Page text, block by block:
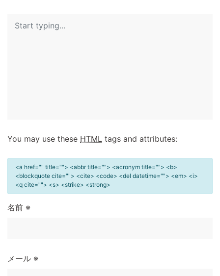
You may use these HTML tags and attributes:
<a href="" title=""> <abbr title=""> <acronym title=""> <b>
<blockquote cite=""> <cite> <code> <del datetime=""> <em> <i>
<q cite=""> <s> <strike> <strong>
名前 ※
メール ※